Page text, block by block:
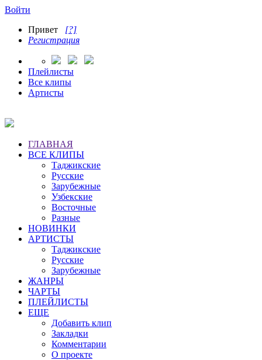
Войти
Привет [?]
Регистрация
Плейлисты
Все клипы
Артисты
ГЛАВНАЯ
ВСЕ КЛИПЫ
Таджикские
Русские
Зарубежные
Узбекские
Восточные
Разные
НОВИНКИ
АРТИСТЫ
Таджикские
Русские
Зарубежные
ЖАНРЫ
ЧАРТЫ
ПЛЕЙЛИСТЫ
ЕЩЕ
Добавить клип
Закладки
Комментарии
О проекте